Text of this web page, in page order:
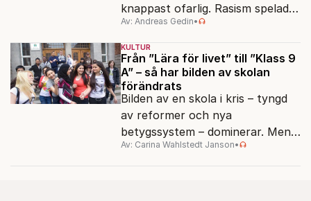
knappast ofarlig. Rasism spelades
ned i förmån för "kultur". Känns
det igen?
Av: Andreas Gedin•
KULTUR
Från ”Lära för livet” till ”Klass 9
A” – så har bilden av skolan
förändrats
Bilden av en skola i kris – tyngd
av reformer och nya
betygssystem – dominerar. Men
vem äger berättelsen om skolan?
Av: Carina Wahlstedt Janson•